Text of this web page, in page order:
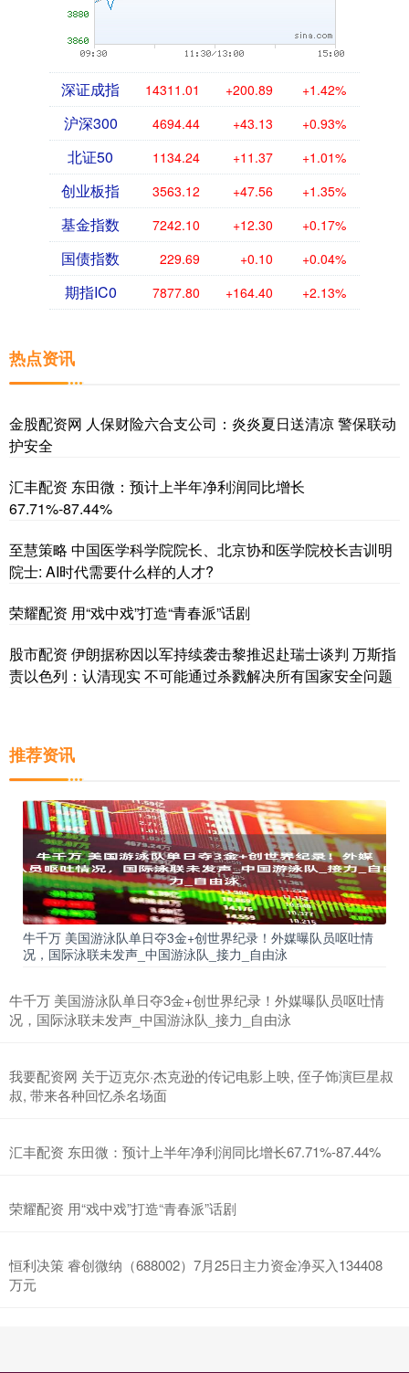
深证成指 14311.01 +200.89 +1.42%
沪深300 4694.44 +43.13 +0.93%
北证50 1134.24 +11.37 +1.01%
创业板指 3563.12 +47.56 +1.35%
基金指数 7242.10 +12.30 +0.17%
国债指数 229.69 +0.10 +0.04%
期指IC0 7877.80 +164.40 +2.13%
热点资讯
金股配资网 人保财险六合支公司：炎炎夏日送清凉 警保联动
护安全
汇丰配资 东田微：预计上半年净利润同比增长
67.71%-87.44%
至慧策略 中国医学科学院院长、北京协和医学院校长吉训明
院士: AI时代需要什么样的人才?
荣耀配资 用“戏中戏”打造“青春派”话剧
股市配资 伊朗据称因以军持续袭击黎推迟赴瑞士谈判 万斯指
责以色列：认清现实 不可能通过杀戮解决所有国家安全问题
推荐资讯
牛千万 美国游泳队单日夺3金+创世界纪录！外媒曝队员呕吐情
况，国际泳联未发声_中国游泳队_接力_自由泳
牛千万 美国游泳队单日夺3金+创世界纪录！外媒曝队员呕吐情
况，国际泳联未发声_中国游泳队_接力_自由泳
我要配资网 关于迈克尔·杰克逊的传记电影上映, 侄子饰演巨星叔
叔, 带来各种回忆杀名场面
汇丰配资 东田微：预计上半年净利润同比增长67.71%-87.44%
荣耀配资 用“戏中戏”打造“青春派”话剧
恒利决策 睿创微纳（688002）7月25日主力资金净买入134408
万元